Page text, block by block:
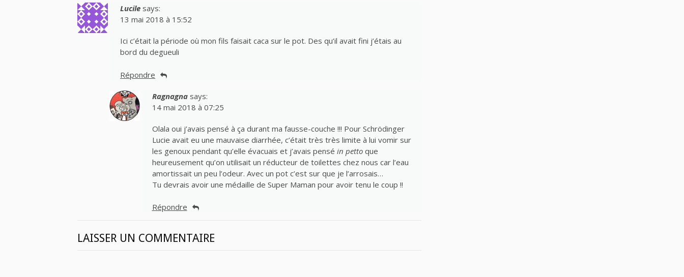
Lucile says:
13 mai 2018 à 15:52
Ici c’était la période où mon fils faisait caca sur le pot. Des qu’il avait fini j’étais au
bord du degueuli
Répondre
Ragnagna says:
14 mai 2018 à 07:25
Olala oui j’avais pensé à ça durant ma fausse-couche !!! Pour Schrödinger
Lucie avait eu une mauvaise diarrhée, c’était très très limite à lui vomir sur
les genoux pendant qu’elle évacuais et j’avais pensé in pettoque
heureusement qu’on utilisait un réducteur de toilettes chez nous car l’eau
amortissait un peu l’odeur. Avec un pot c’est sur que je l’arrosais…
Tu devrais avoir une médaille de Super Maman pour avoir tenu le coup !!
Répondre
LAISSER UN COMMENTAIRE